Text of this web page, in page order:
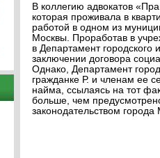
В коллегию адвокатов
которая проживала в
работой в одном из
Москвы. Проработав в
в Департамент
заключении договора
Однако, Департамент
гражданке Р. и членам ее
найма, ссылаясь на тот
больше, чем
законодательством города